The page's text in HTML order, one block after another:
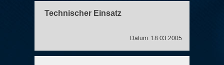
Technischer Einsatz
Datum: 18.03.2005